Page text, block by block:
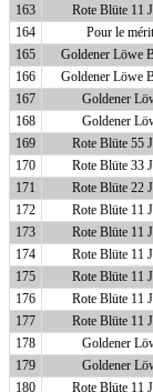
163
Rote Blüte 11
164
Pour le
165
Goldener Löwe
166
Goldener Löwe
167
Goldener
168
Goldener
169
Rote Blüte 55
170
Rote Blüte 33
171
Rote Blüte 22
172
Rote Blüte 11
173
Rote Blüte 11
174
Rote Blüte 11
175
Rote Blüte 11
176
Rote Blüte 11
177
Rote Blüte 11
178
Goldener
179
Goldener
180
Rote Blüte 11